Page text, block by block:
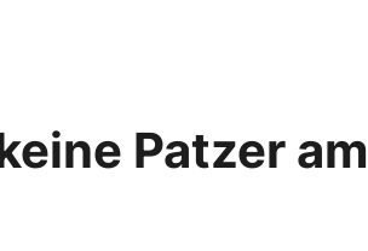
Patzer am